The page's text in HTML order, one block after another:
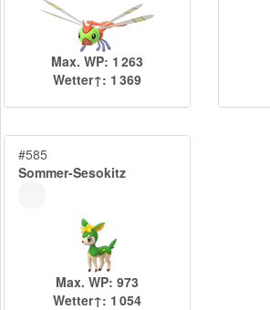
Max. WP: 1 263
Wetter↑: 1 369
#585
Sommer-Sesokitz
Max. WP: 973
Wetter↑: 1 054